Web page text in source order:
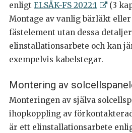
enligt ELSÄK-FS 2022:1
(3
Montage av vanlig bärläkt
fästelement utan dessa
elinstallationsarbete och kan
exempelvis kabelstegar.
Montering av
Monteringen av själva
ihopkoppling av
är ett elinstallationsarbete